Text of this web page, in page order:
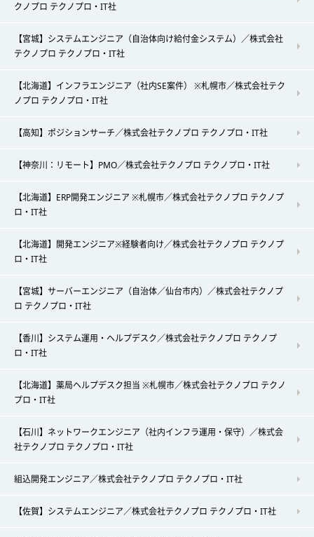
クノプロ テクノプロ・IT社
【宮城】システムエンジニア（自治体向け給付金システム）／株式会社
テクノプロ テクノプロ・IT社
【北海道】インフラエンジニア（社内SE案件） ※札幌市／株式会社テク
ノプロ テクノプロ・IT社
【高知】ポジションサーチ／株式会社テクノプロ テクノプロ・IT社
【神奈川：リモート】PMO／株式会社テクノプロ テクノプロ・IT社
【北海道】ERP開発エンジニア ※札幌市／株式会社テクノプロ テクノプ
ロ・IT社
【北海道】開発エンジニア※経験者向け／株式会社テクノプロ テクノプ
ロ・IT社
【宮城】サーバーエンジニア（自治体／仙台市内）／株式会社テクノプ
ロ テクノプロ・IT社
【香川】システム運用・ヘルプデスク／株式会社テクノプロ テクノプ
ロ・IT社
【北海道】薬局ヘルプデスク担当 ※札幌市／株式会社テクノプロ テクノ
プロ・IT社
【石川】ネットワークエンジニア（社内インフラ運用・保守）／株式会
社テクノプロ テクノプロ・IT社
組込開発エンジニア／株式会社テクノプロ テクノプロ・IT社
【佐賀】システムエンジニア／株式会社テクノプロ テクノプロ・IT社